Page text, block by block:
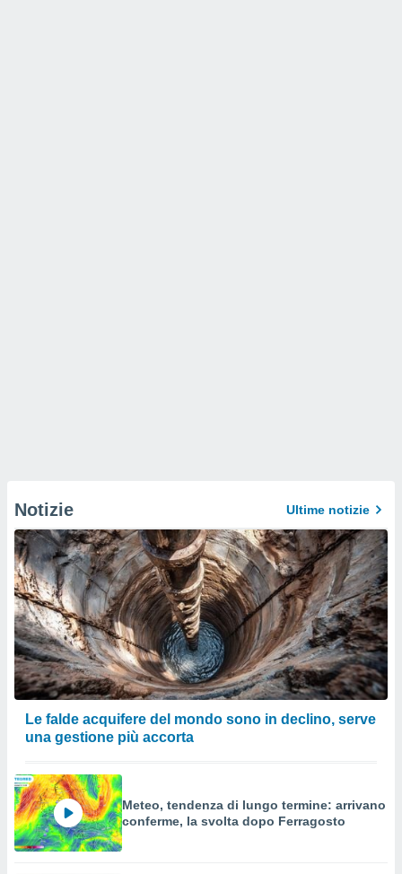
Notizie Ultime notizie
Le falde acquifere del mondo sono in declino, serve
una gestione più accorta
Meteo, tendenza di lungo termine: arrivano
conferme, la svolta dopo Ferragosto